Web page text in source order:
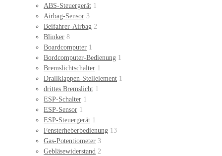
ABS-Steuergerät 1
Airbag-Sensor 3
Beifahrer-Airbag 2
Blinker 8
Boardcomputer 1
Bordcomputer-Bedienung 1
Bremslichtschalter 1
Drallklappen-Stellelement 1
drittes Bremslicht 1
ESP-Schalter 1
ESP-Sensor 1
ESP-Steuergerät 1
Fensterheberbedienung 13
Gas-Potentiometer 3
Gebläsewiderstand 2